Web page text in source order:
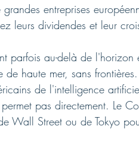
entreprises
leurs dividendes et leur
parfois au-delà de l'horizon
de haute mer, sans frontières.
de l'intelligence
pas directement. Le
Wall Street ou de Tokyo